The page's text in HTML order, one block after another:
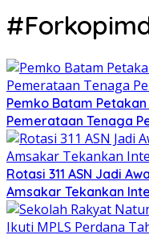
Pemko Batam
Pemerataan Tenaga
Rotasi 311 ASN Jadi
Amsakar Tekankan